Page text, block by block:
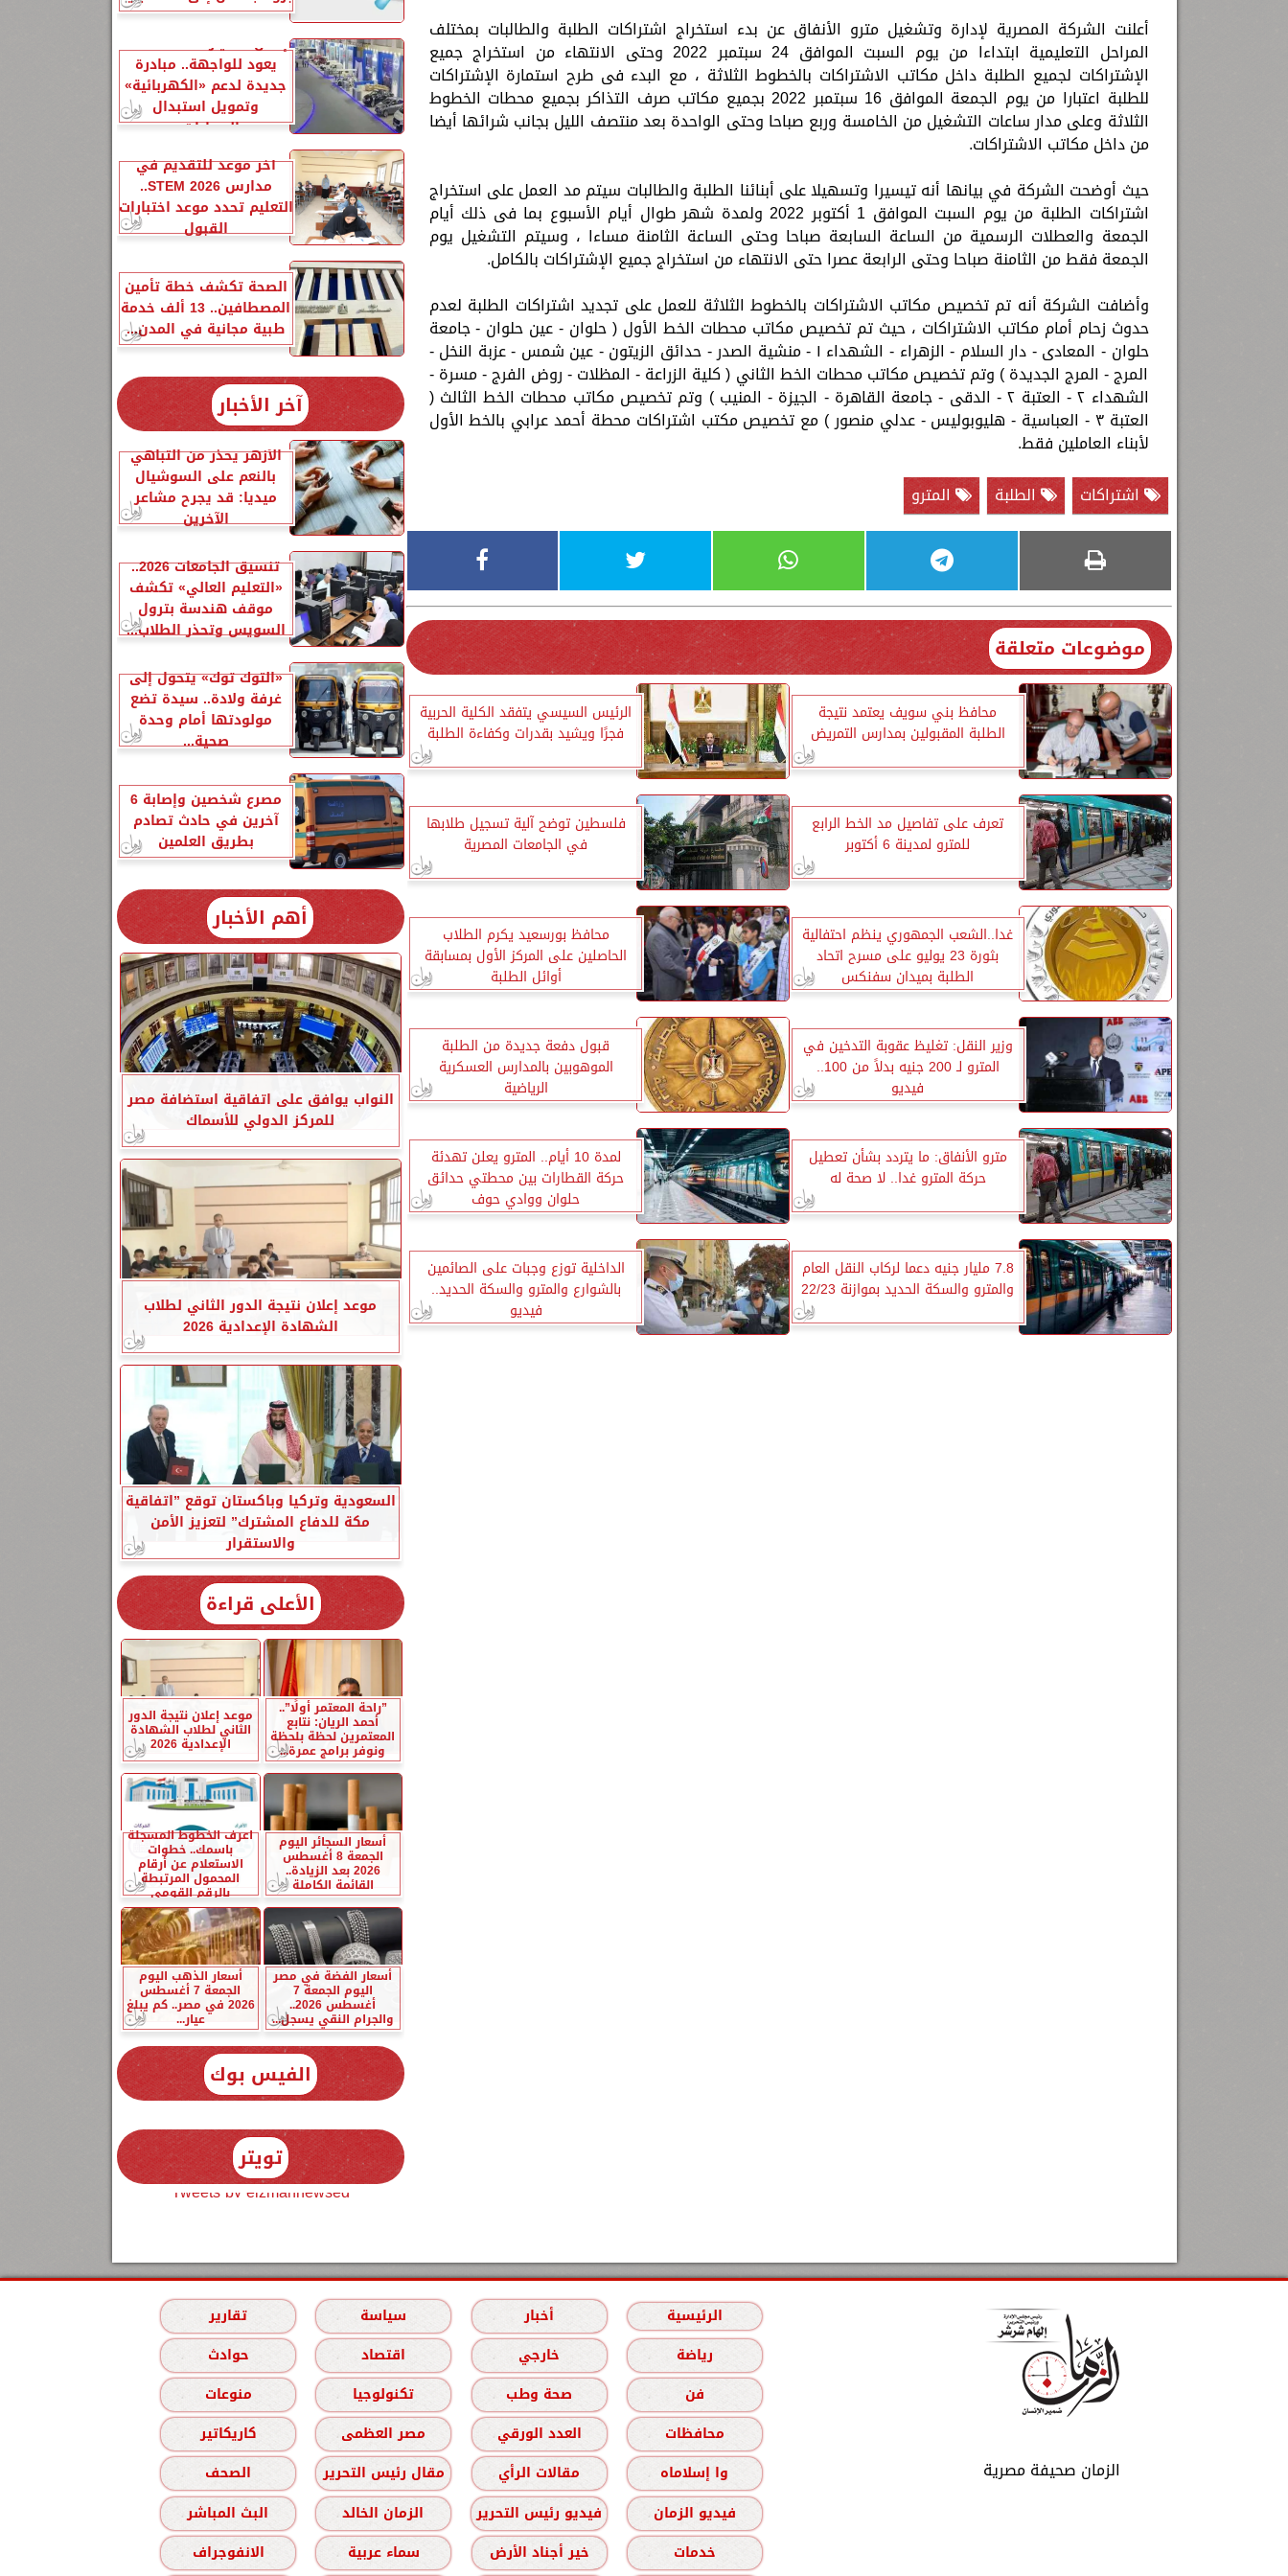
أعلنت الشركة المصرية لإدارة وتشغيل مترو الأنفاق عن بدء استخراج اشتراكات الطلبة والطالبات بمختلف
المراحل التعليمية ابتداءا من يوم السبت الموافق 24 سبتمبر 2022 وحتى الانتهاء من استخراج جميع
الإشتراكات لجميع الطلبة داخل مكاتب الاشتراكات بالخطوط الثلاثة ، مع البدء فى طرح استمارة الإشتراكات
للطلبة اعتبارا من يوم الجمعة الموافق 16 سبتمبر 2022 بجميع مكاتب صرف التذاكر بجميع محطات الخطوط
الثلاثة وعلى مدار ساعات التشغيل من الخامسة وربع صباحا وحتى الواحدة بعد منتصف الليل بجانب شرائها أيضا
من داخل مكاتب الاشتراكات.
حيث أوضحت الشركة في بيانها أنه تيسيرا وتسهيلا على أبنائنا الطلبة والطالبات سيتم مد العمل على استخراج
اشتراكات الطلبة من يوم السبت الموافق 1 أكتوبر 2022 ولمدة شهر طوال أيام الأسبوع بما فى ذلك أيام
الجمعة والعطلات الرسمية من الساعة السابعة صباحا وحتى الساعة الثامنة مساءا ، وسيتم التشغيل يوم
الجمعة فقط من الثامنة صباحا وحتى الرابعة عصرا حتى الانتهاء من استخراج جميع الإشتراكات بالكامل.
وأضافت الشركة أنه تم تخصيص مكاتب الاشتراكات بالخطوط الثلاثة للعمل على تجديد اشتراكات الطلبة لعدم
حدوث زحام أمام مكاتب الاشتراكات ، حيث تم تخصيص مكاتب محطات الخط الأول ( حلوان - عين حلوان - جامعة
حلوان - المعادى - دار السلام - الزهراء - الشهداء ١ - منشية الصدر - حدائق الزيتون - عين شمس - عزبة النخل -
المرج - المرج الجديدة ) وتم تخصيص مكاتب محطات الخط الثاني ( كلية الزراعة - المظلات - روض الفرج - مسرة -
الشهداء ٢ - العتبة ٢ - الدقى - جامعة القاهرة - الجيزة - المنيب ) وتم تخصيص مكاتب محطات الخط الثالث (
العتبة ٣ - العباسية - هليوبوليس - عدلي منصور ) مع تخصيص مكتب اشتراكات محطة أحمد عرابي بالخط الأول
لأبناء العاملين فقط.
اشتراكات
الطلبة المترو
موضوعات متعلقة
محافظ بني سويف يعتمد نتيجة
الطلبة المقبولين بمدارس التمريض
الرئيس السيسي يتفقد الكلية الحربية
فجرًا ويشيد بقدرات وكفاءة الطلبة
تعرف على تفاصيل مد الخط الرابع
للمترو لمدينة 6 أكتوبر
فلسطين توضح آلية تسجيل طلابها
في الجامعات المصرية
غدا..الشعب الجمهوري ينظم احتفالية
بثورة 23 يوليو على مسرح اتحاد
الطلبة بميدان سفنكس
محافظ بورسعيد يكرم الطلاب
الحاصلين على المركز الأول بمسابقة
أوائل الطلبة
وزير النقل: تغليظ عقوبة التدخين في
المترو لـ 200 جنيه بدلاً من 100..
فيديو
قبول دفعة جديدة من الطلبة
الموهوبين بالمدارس العسكرية
الرياضية
مترو الأنفاق: ما يتردد بشأن تعطيل
حركة المترو غدا.. لا صحة له
لمدة 10 أيام.. المترو يعلن تهدئة
حركة القطارات بين محطتي حدائق
حلوان ووادي حوف
7.8 مليار جنيه دعما لركاب النقل العام
والمترو والسكة الحديد بموازنة 22/23
الداخلية توزع وجبات على الصائمين
بالشوارع والمترو والسكة الحديد..
فيديو
إحلال السيارات المتهالكة
يعود للواجهة.. مبادرة
جديدة لدعم «الكهربائية»
وتمويل استبدال
السيارات...
آخر موعد للتقديم في
مدارس STEM 2026..
التعليم تحدد موعد اختبارات
القبول
الصحة تكشف خطة تأمين
المصطافين.. 13 ألف خدمة
طبية مجانية في المدن...
آخر الأخبار
الأزهر يحذر من التباهي
بالنعم على السوشيال
ميديا: قد يجرح مشاعر
الآخرين
تنسيق الجامعات 2026..
«التعليم العالي» تكشف
موقف هندسة بترول
السويس وتحذر الطلاب...
«التوك توك» يتحول إلى
غرفة ولادة.. سيدة تضع
مولودتها أمام وحدة
صحية...
مصرع شخصين وإصابة 6
آخرين في حادث تصادم
بطريق العلمين
أهم الأخبار
النواب يوافق على اتفاقية استضافة مصر
للمركز الدولي للأسماك
موعد إعلان نتيجة الدور الثاني لطلاب
الشهادة الإعدادية 2026
السعودية وتركيا وباكستان توقع ”اتفاقية
مكة للدفاع المشترك” لتعزيز الأمن
والاستقرار
الأعلى قراءة
”راحة المعتمر أولًا”..
أحمد الريان: نتابع
المعتمرين لحظة بلحظة
ونوفر برامج عمرة...
موعد إعلان نتيجة الدور
الثاني لطلاب الشهادة
الإعدادية 2026
أسعار السجائر اليوم
الجمعة 8 أغسطس
2026 بعد الزيادة..
القائمة الكاملة
اعرف الخطوط المسجلة
باسمك.. خطوات
الاستعلام عن أرقام
المحمول المرتبطة
بالرقم القومي
أسعار الفضة في مصر
اليوم الجمعة 7
أغسطس 2026..
والجرام النقي يسجل...
أسعار الذهب اليوم
الجمعة 7 أغسطس
2026 في مصر.. كم يبلغ
عيار...
الفيس بوك
تويتر
Tweets by elzmannewseg
الزمان صحيفة مصرية
الرئيسية أخبار سياسة
تقارير
رياضة
خارجي اقتصاد
حوادث
فن
صحة وطب تكنولوجيا
منوعات
محافظات
العدد الورقي مصر العظمى
كاريكاتير
وا إسلاماه
مقالات الرأي مقال رئيس التحرير
الصحف
فيديو الزمان
فيديو رئيس التحرير الزمان الخالد
البث المباشر
خدمات
خير أجناد الأرض سماء عربية الانفوجراف